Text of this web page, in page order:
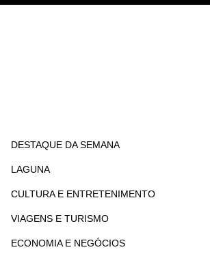
DESTAQUE DA SEMANA
LAGUNA
CULTURA E ENTRETENIMENTO
VIAGENS E TURISMO
ECONOMIA E NEGÓCIOS